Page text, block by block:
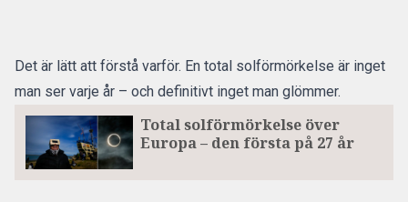
Det är lätt att förstå varför. En total solförmörkelse är inget
man ser varje år – och definitivt inget man glömmer.
Total solförmörkelse över
Europa – den första på 27 år